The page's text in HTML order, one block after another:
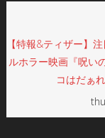
【特報&ティザー】
ルホラー映画『呪い
コはだぁ